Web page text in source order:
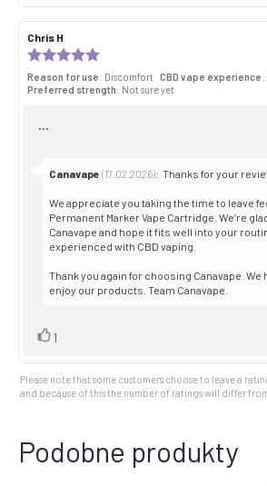
Review
author:
Chris H
date:
5.0
out
Reason for use: Discomfort CBD vape experience:
Preferred strength: Not sure yet
Review
...
Reply
Canavape (17.02.2026): Thanks for your
We appreciate you taking the time to leave
Permanent Marker Vape Cartridge. We’re
Canavape and hope it fits well into your
experienced with CBD vaping.
Thank you again for choosing Canavape.
enjoy our products. Team Canavape.
Vote1
Please note that some customers choose to leave a
and because of this the number of ratings will differ
Podobne produkty